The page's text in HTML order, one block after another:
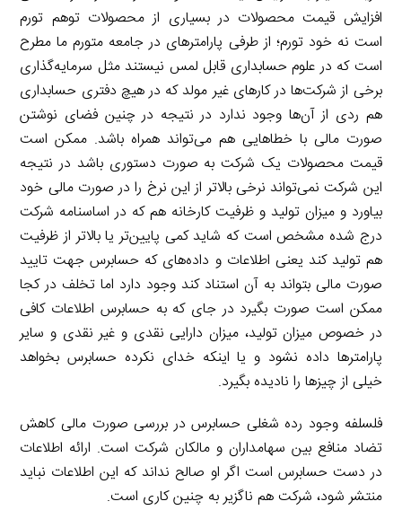
افزایش قیمت محصولات در بسیاری از محصولات توهم تورم
است نه خود تورم؛ از طرفی پارامترهای در جامعه متورم ما مطرح
است که در علوم حسابداری قابل لمس نیستند مثل سرمایه‌گذاری
برخی از شرکت‌ها در کارهای غیر مولد که در هیچ دفتری حسابداری
هم ردی از آن‌ها وجود ندارد در نتیجه در چنین فضای نوشتن
صورت مالی با خطاهایی هم می‌تواند همراه باشد. ممکن است
قیمت محصولات یک شرکت به صورت دستوری باشد در نتیجه
این شرکت نمی‌تواند نرخی بالاتر از این نرخ را در صورت مالی خود
بیاورد و میزان تولید و ظرفیت کارخانه هم که در اساسنامه شرکت
درج شده مشخص است که شاید کمی پایین‌تر یا بالاتر از ظرفیت
هم تولید کند یعنی اطلاعات و داده‌های که حسابرس جهت تایید
صورت مالی بتواند به آن استناد کند وجود دارد اما تخلف در کجا
ممکن است صورت بگیرد در جای که به حسابرس اطلاعات کافی
در خصوص میزان تولید، میزان دارایی نقدی و غیر نقدی و سایر
پارامترها داده نشود و یا اینکه خدای نکرده حسابرس بخواهد
خیلی از چیزها را نادیده بگیرد.
فلسلفه وجود رده شغلی حسابرس در بررسی صورت مالی کاهش
تضاد منافع بین سهامداران و مالکان شرکت است. ارائه اطلاعات
در دست حسابرس است اگر او صالح نداند که این اطلاعات نباید
منتشر شود، شرکت هم ناگزیر به چنین کاری است.